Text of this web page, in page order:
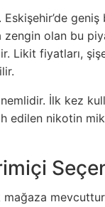
zengin olan bu
Likit fiyatları,
İlk kez
edilen nikotin